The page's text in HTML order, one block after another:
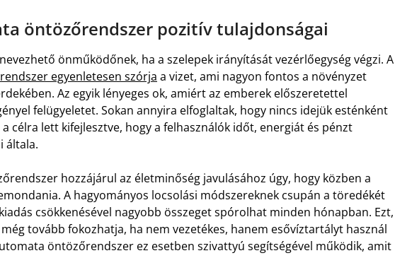
öntözőrendszer pozitív tulajdonságai
önműködőnek, ha a szelepek irányítását vezérlőegység végzi. A
egyenletesen szórja a vizet, ami nagyon fontos a növényzet
Az egyik lényeges ok, amiért az emberek előszeretettel
felügyeletet. Sokan annyira elfoglaltak, hogy nincs idejük esténként
célra lett kifejlesztve, hogy a felhasználók időt, energiát és pénzt
általa.
hozzájárul az életminőség javulásához úgy, hogy közben a
A hagyományos locsolási módszereknek csupán a töredékét
csökkenésével nagyobb összeget spórolhat minden hónapban. Ezt,
tovább fokozhatja, ha nem vezetékes, hanem esővíztartályt használ
öntözőrendszer ez esetben szivattyú segítségével működik, amit